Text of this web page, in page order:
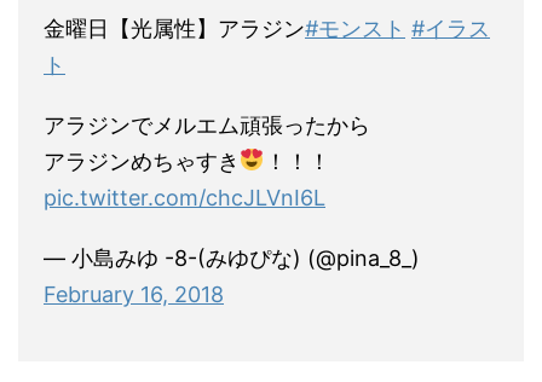
金曜日【光属性】アラジン#モンスト #イラス
ト
アラジンでメルエム頑張ったから
アラジンめちゃすき
！！！
pic.twitter.com/chcJLVnI6L
— 小島みゆ -8-(みゆぴな) (@pina_8_)
February 16, 2018